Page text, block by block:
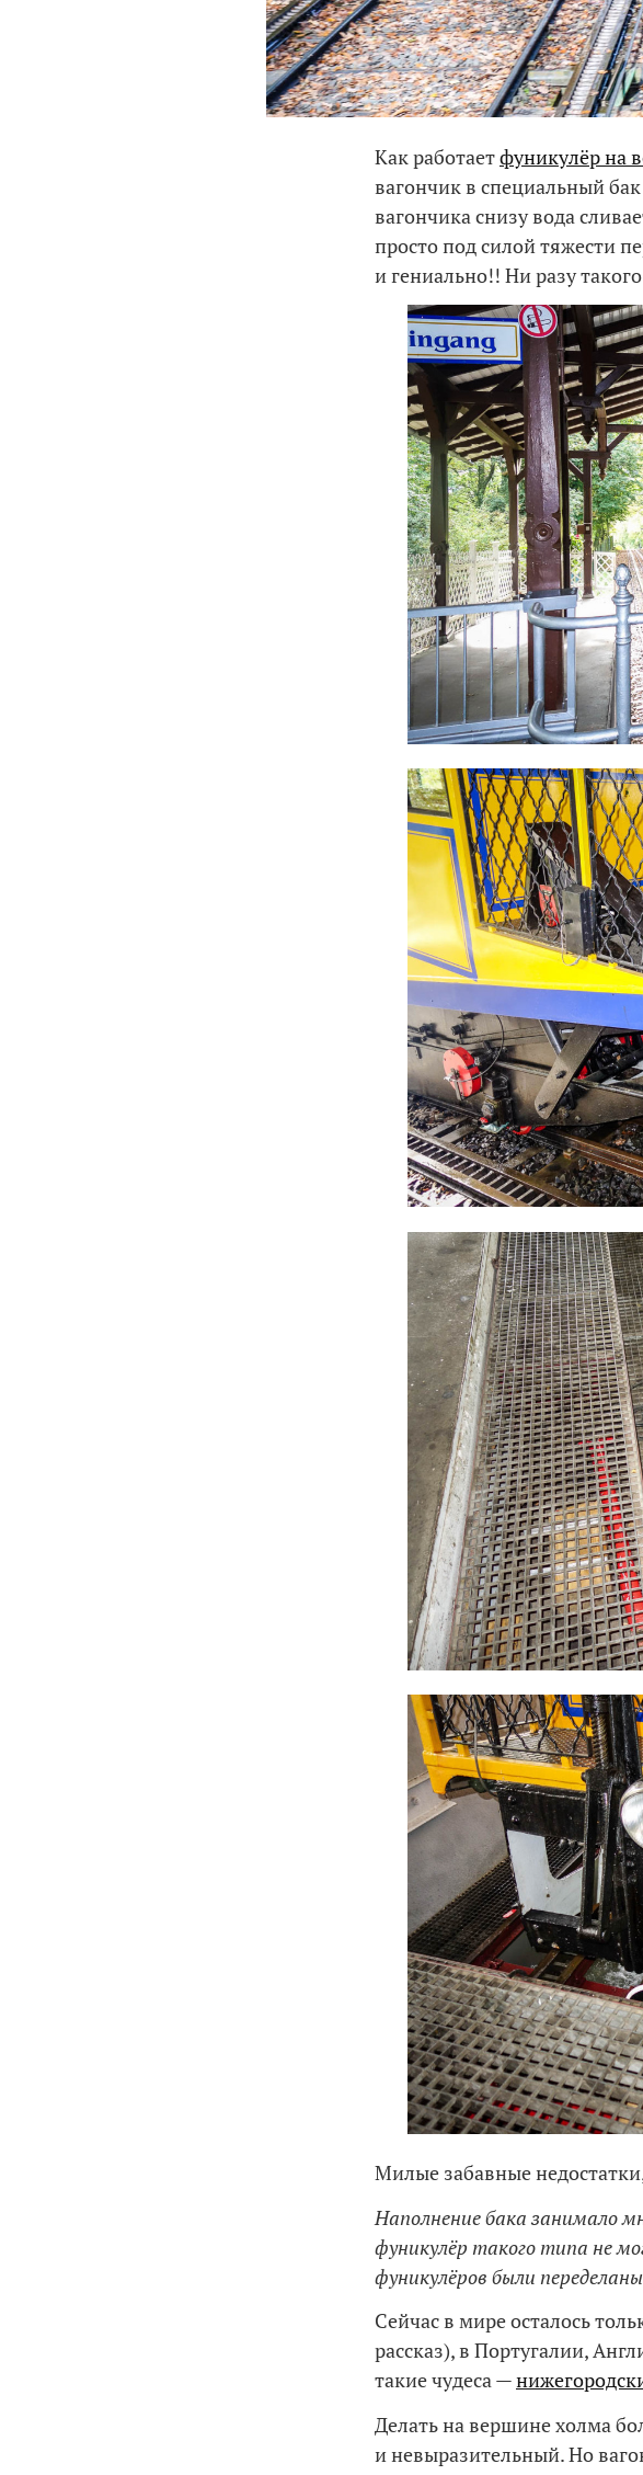
Как работаетфуникулёр на
вагончик в специальный
вагончика снизу вода
просто под силой тяжести
и гениально!! Ни разу
Милые забавные
Наполнение бака занимало
фуникулёр такого типа не
фуникулёров были
Сейчас в мире осталось
рассказ), в Португалии,
такие чудеса —
Делать на вершине холма
и невыразительный. Но